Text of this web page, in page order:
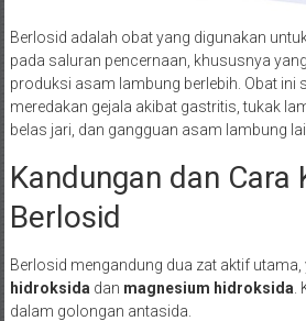
Berlosid adalah obat yang digunakan
pada saluran pencernaan, khususnya
produksi asam lambung berlebih. Obat ini
meredakan gejala akibat gastritis, tukak
belas jari, dan gangguan asam lambung
Kandungan dan Cara
Berlosid
Berlosid mengandung dua zat aktif utama,
hidroksida dan magnesium hidroksida
dalam golongan antasida.